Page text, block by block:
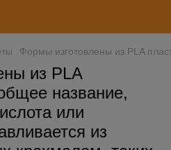
Формы изготовлены из PLA
из PLA
название,
или
из